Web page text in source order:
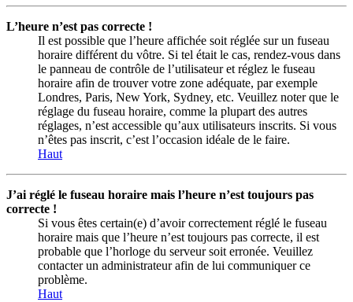
L’heure n’est pas correcte !
Il est possible que l’heure affichée soit réglée sur un fuseau
horaire différent du vôtre. Si tel était le cas, rendez-vous dans
le panneau de contrôle de l’utilisateur et réglez le fuseau
horaire afin de trouver votre zone adéquate, par exemple
Londres, Paris, New York, Sydney, etc. Veuillez noter que le
réglage du fuseau horaire, comme la plupart des autres
réglages, n’est accessible qu’aux utilisateurs inscrits. Si vous
n’êtes pas inscrit, c’est l’occasion idéale de le faire.
Haut
J’ai réglé le fuseau horaire mais l’heure n’est toujours pas
correcte !
Si vous êtes certain(e) d’avoir correctement réglé le fuseau
horaire mais que l’heure n’est toujours pas correcte, il est
probable que l’horloge du serveur soit erronée. Veuillez
contacter un administrateur afin de lui communiquer ce
problème.
Haut